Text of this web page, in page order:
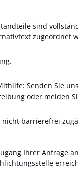
sind
zugeordnet
Senden Sie
oder melden
barrierefrei
Ihrer Anfrage